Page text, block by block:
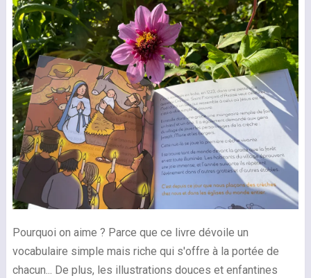
Pourquoi on aime ? Parce que ce livre dévoile un
vocabulaire simple mais riche qui s'offre à la portée de
chacun... De plus, les illustrations douces et enfantines